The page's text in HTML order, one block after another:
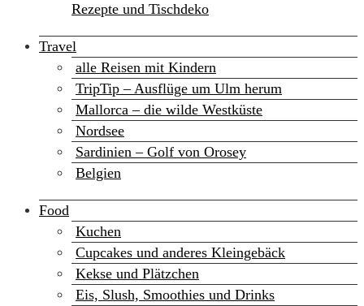
Rezepte und Tischdeko
Travel
alle Reisen mit Kindern
TripTip – Ausflüge um Ulm herum
Mallorca – die wilde Westküste
Nordsee
Sardinien – Golf von Orosey
Belgien
Food
Kuchen
Cupcakes und anderes Kleingebäck
Kekse und Plätzchen
Eis, Slush, Smoothies und Drinks